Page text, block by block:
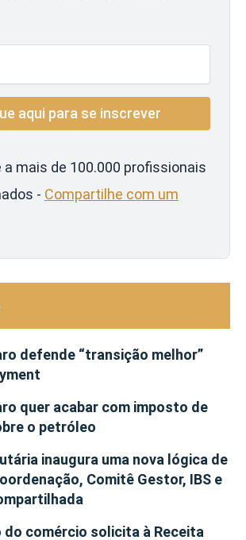
mais de 100.000 profissionais
- Compartilhe com um
defende “transição melhor”
quer acabar com imposto de
o petróleo
inaugura uma nova lógica de
Comitê Gestor, IBS e
do comércio solicita à Receita